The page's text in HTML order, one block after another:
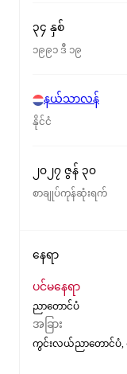
၃၄ နှစ်
၁၉၉၁ ဒီ ၁၉
နယ်သာလန်
နိုင်ငံ
၂၀၂၇ ဇွန် ၃၀
စာချုပ်ကုန်ဆုံးရက်
နေရာ
ပင်မနေရာ
ညာတောင်ပံ
အခြား
ကွင်းလယ်ညာတောင်